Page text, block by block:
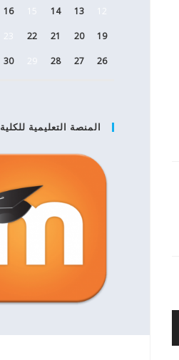
12
13
14
15
16
19
20
21
22
23
26
27
28
29
30
المنصة التعليمية للكلية